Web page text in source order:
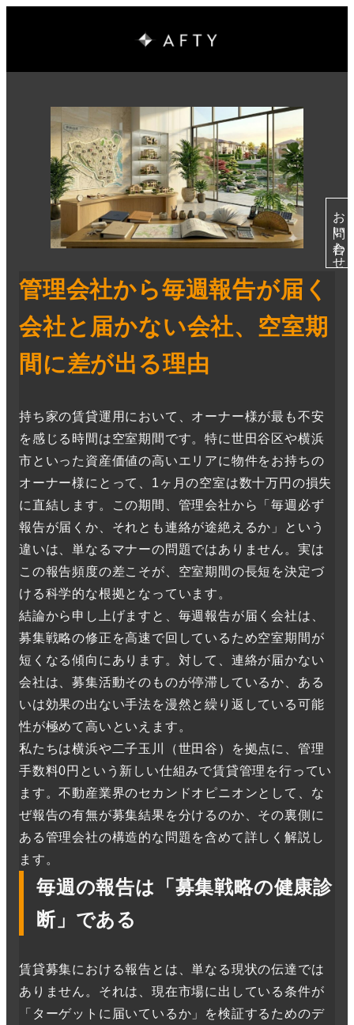
お問い合わせ
管理会社から毎週報告が届く
会社と届かない会社、空室期
間に差が出る理由
持ち家の賃貸運用において、オーナー様が最も不安
を感じる時間は空室期間です。特に世田谷区や横浜
市といった資産価値の高いエリアに物件をお持ちの
オーナー様にとって、1ヶ月の空室は数十万円の損失
に直結します。この期間、管理会社から「毎週必ず
報告が届くか、それとも連絡が途絶えるか」という
違いは、単なるマナーの問題ではありません。実は
この報告頻度の差こそが、空室期間の長短を決定づ
ける科学的な根拠となっています。
結論から申し上げますと、毎週報告が届く会社は、
募集戦略の修正を高速で回しているため空室期間が
短くなる傾向にあります。対して、連絡が届かない
会社は、募集活動そのものが停滞しているか、ある
いは効果の出ない手法を漫然と繰り返している可能
性が極めて高いといえます。
私たちは横浜や二子玉川（世田谷）を拠点に、管理
手数料0円という新しい仕組みで賃貸管理を行ってい
ます。不動産業界のセカンドオピニオンとして、な
ぜ報告の有無が募集結果を分けるのか、その裏側に
ある管理会社の構造的な問題を含めて詳しく解説し
ます。
毎週の報告は「募集戦略の健康診
断」である
賃貸募集における報告とは、単なる現状の伝達では
ありません。それは、現在市場に出している条件が
「ターゲットに届いているか」を検証するためのデ